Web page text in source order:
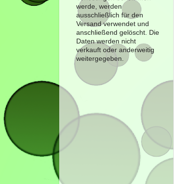
werde, werden
ausschließlich für den
Versand verwendet und
anschließend gelöscht. Die
Daten werden nicht
verkauft oder anderweitig
weitergegeben.